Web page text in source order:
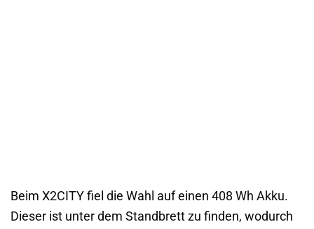
Beim X2CITY fiel die Wahl auf einen 408 Wh Akku.
Dieser ist unter dem Standbrett zu finden, wodurch